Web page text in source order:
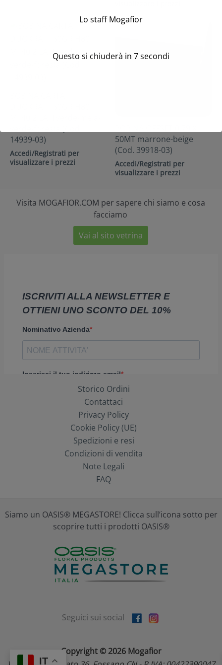
50MT marrone-beige
(Cod. 39918-03)
Accedi/Registrati per
visualizzare i prezzi
14939-03)
Accedi/Registrati per
visualizzare i prezzi
Visita MOGAFIOR.COM per sapere chi siamo e cosa
facciamo
Vai al sito vetrina
Storico Ordini
Contattaci
Privacy Policy
Cookie Policy (UE)
Spedizioni e resi
Condizioni di vendita
Note Legali
FAQ
Siamo un OASIS® MEGASTORE! Clicca sull’icona sotto per
scoprire tutti i prodotti OASIS®
Seguici sui social
Copyright © 2026 Mogafior
IT
Lo staff Mogafior
Questo si chiuderà in 7secondi